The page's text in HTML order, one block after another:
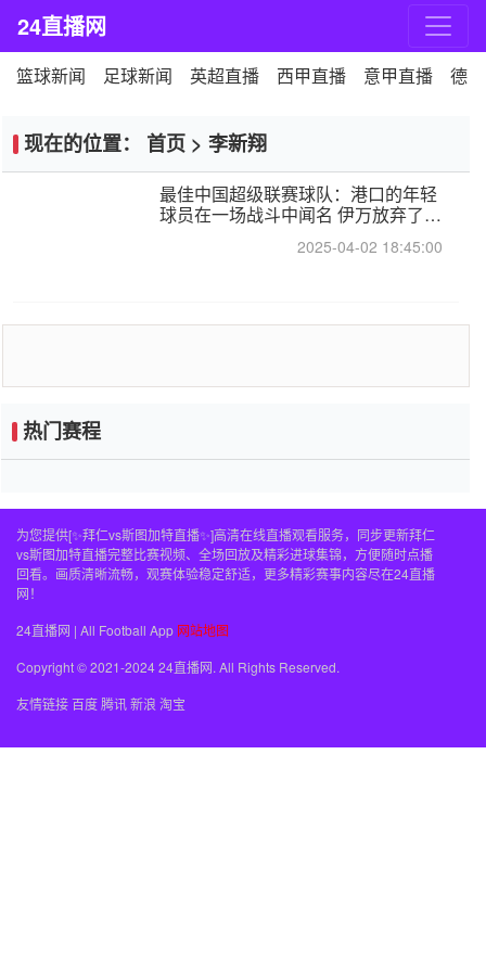
24直播网
篮球新闻 足球新闻 英超直播 西甲直播 意甲直播 德
现在的位置： 首页 > 李新翔
最佳中国超级联赛球队：港口的年轻
球员在一场战斗中闻名 伊万放弃了泰
2025-04-02 18:45:00
热门赛程
为您提供[✨拜仁vs斯图加特直播✨]高清在线直播观看服务，同步更新拜仁
vs斯图加特直播完整比赛视频、全场回放及精彩进球集锦，方便随时点播
回看。画质清晰流畅，观赛体验稳定舒适，更多精彩赛事内容尽在24直播
网！
24直播网 | All Football App 网站地图
Copyright © 2021-2024 24直播网. All Rights Reserved.
友情链接百度腾讯新浪 淘宝